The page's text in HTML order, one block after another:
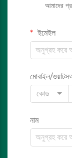
আমাদের
ইমেইল
মোবাইল/
কোড
নাম